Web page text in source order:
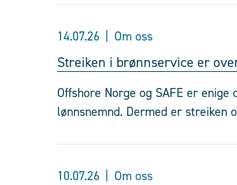
14.07.26 Om oss
Streiken i brønnservice er
Offshore Norge og SAFE er
lønnsnemnd. Dermed er streiken
10.07.26 Om oss